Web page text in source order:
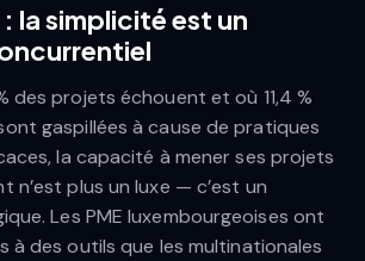
la simplicité est un
des projets échouent et où 11,4 %
gaspillées à cause de pratiques
la capacité à mener ses projets
n’est plus un luxe — c’est un
Les PME luxembourgeoises ont
à des outils que les multinationales